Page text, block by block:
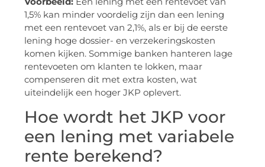
1,5% kan minder voordelig zijn dan een lening
met een rentevoet van 2,1%, als er bij de eerste
lening hoge dossier- en verzekeringskosten
komen kijken. Sommige banken hanteren lage
rentevoeten om klanten te lokken, maar
compenseren dit met extra kosten, wat
uiteindelijk een hoger JKP oplevert.
Hoe wordt het JKP voor
een lening met variabele
rente berekend?